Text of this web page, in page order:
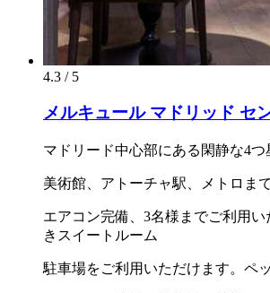
4.3 / 5
メルキュール マドリッド セ
マドリード中心部にある閑静な4つ
美術館、アトーチャ駅、メトロま
エアコン完備、3名様までご利用
きスイートルーム
駐車場をご利用いただけます。ペ